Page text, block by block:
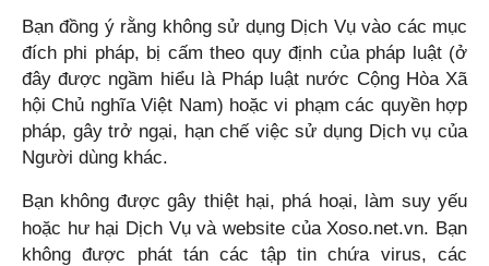
Bạn đồng ý rằng không sử dụng Dịch Vụ vào các mục
đích phi pháp, bị cấm theo quy định của pháp luật (ở
đây được ngầm hiểu là Pháp luật nước Cộng Hòa Xã
hội Chủ nghĩa Việt Nam) hoặc vi phạm các quyền hợp
pháp, gây trở ngại, hạn chế việc sử dụng Dịch vụ của
Người dùng khác.
Bạn không được gây thiệt hại, phá hoại, làm suy yếu
hoặc hư hại Dịch Vụ và website củaXoso.net.vn. Bạn
không được phát tán các tập tin chứa virus, các